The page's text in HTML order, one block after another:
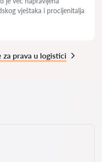
vještaka i procijenitalja
za prava u logistici